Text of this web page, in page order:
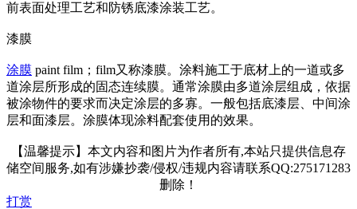
前表面处理工艺和防锈底漆涂装工艺。
漆膜
涂膜 paint film；film又称漆膜。涂料施工于底材上的一道或多
道涂层所形成的固态连续膜。通常涂膜由多道涂层组成，依据
被涂物件的要求而决定涂层的多寡。一般包括底漆层、中间涂
层和面漆层。涂膜体现涂料配套使用的效果。
【温馨提示】本文内容和图片为作者所有,本站只提供信息存
储空间服务,如有涉嫌抄袭/侵权/违规内容请联系QQ:275171283
删除！
打赏